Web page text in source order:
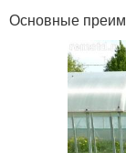
Основные